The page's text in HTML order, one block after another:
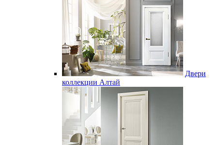
Двери
коллекции Алтай